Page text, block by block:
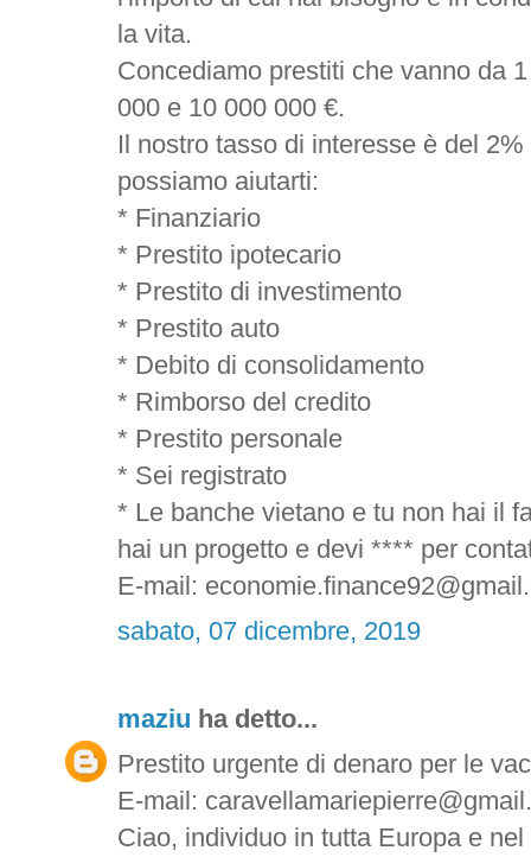
la vita.
Concediamo prestiti che vanno da
000 e 10 000 000 €.
Il nostro tasso di interesse è del
possiamo aiutarti:
* Finanziario
* Prestito ipotecario
* Prestito di investimento
* Prestito auto
* Debito di consolidamento
* Rimborso del credito
* Prestito personale
* Sei registrato
* Le banche vietano e tu non hai il
hai un progetto e devi **** per
E-mail:
sabato, 07 dicembre, 2019
maziu ha detto...
Prestito urgente di denaro per le
E-mail:
Ciao, individuo in tutta Europa e